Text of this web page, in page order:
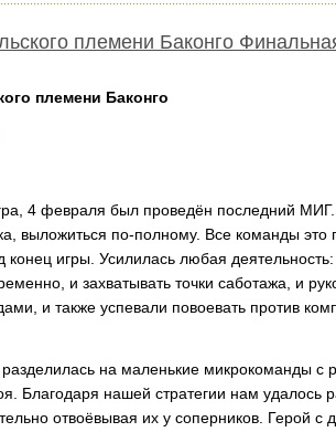
племени Баконго
племени Баконго
4 февраля был проведён последний
выложиться по-полному. Все команды
игры. Усилилась любая
и захватывать точки саботажа, и
и также успевали повоевать против
на маленькие микрокоманды с
Благодаря нашей стратегии нам
отвоёвывая их у соперников.